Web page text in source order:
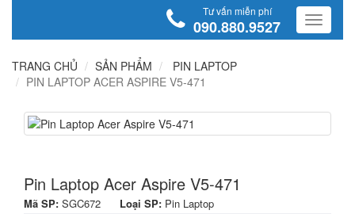
Tư vấn miễn phí
090.880.9527
TRANG CHỦ SẢN PHẨM
PIN LAPTOP
PIN LAPTOP ACER ASPIRE V5-471
Pin Laptop Acer Aspire V5-471
Mã SP: SGC672 Loại SP: Pin Laptop